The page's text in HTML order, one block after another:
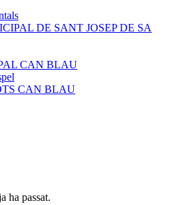
DE SANT JOSEP DE SA
CAN BLAU
CAN BLAU
ha passat.